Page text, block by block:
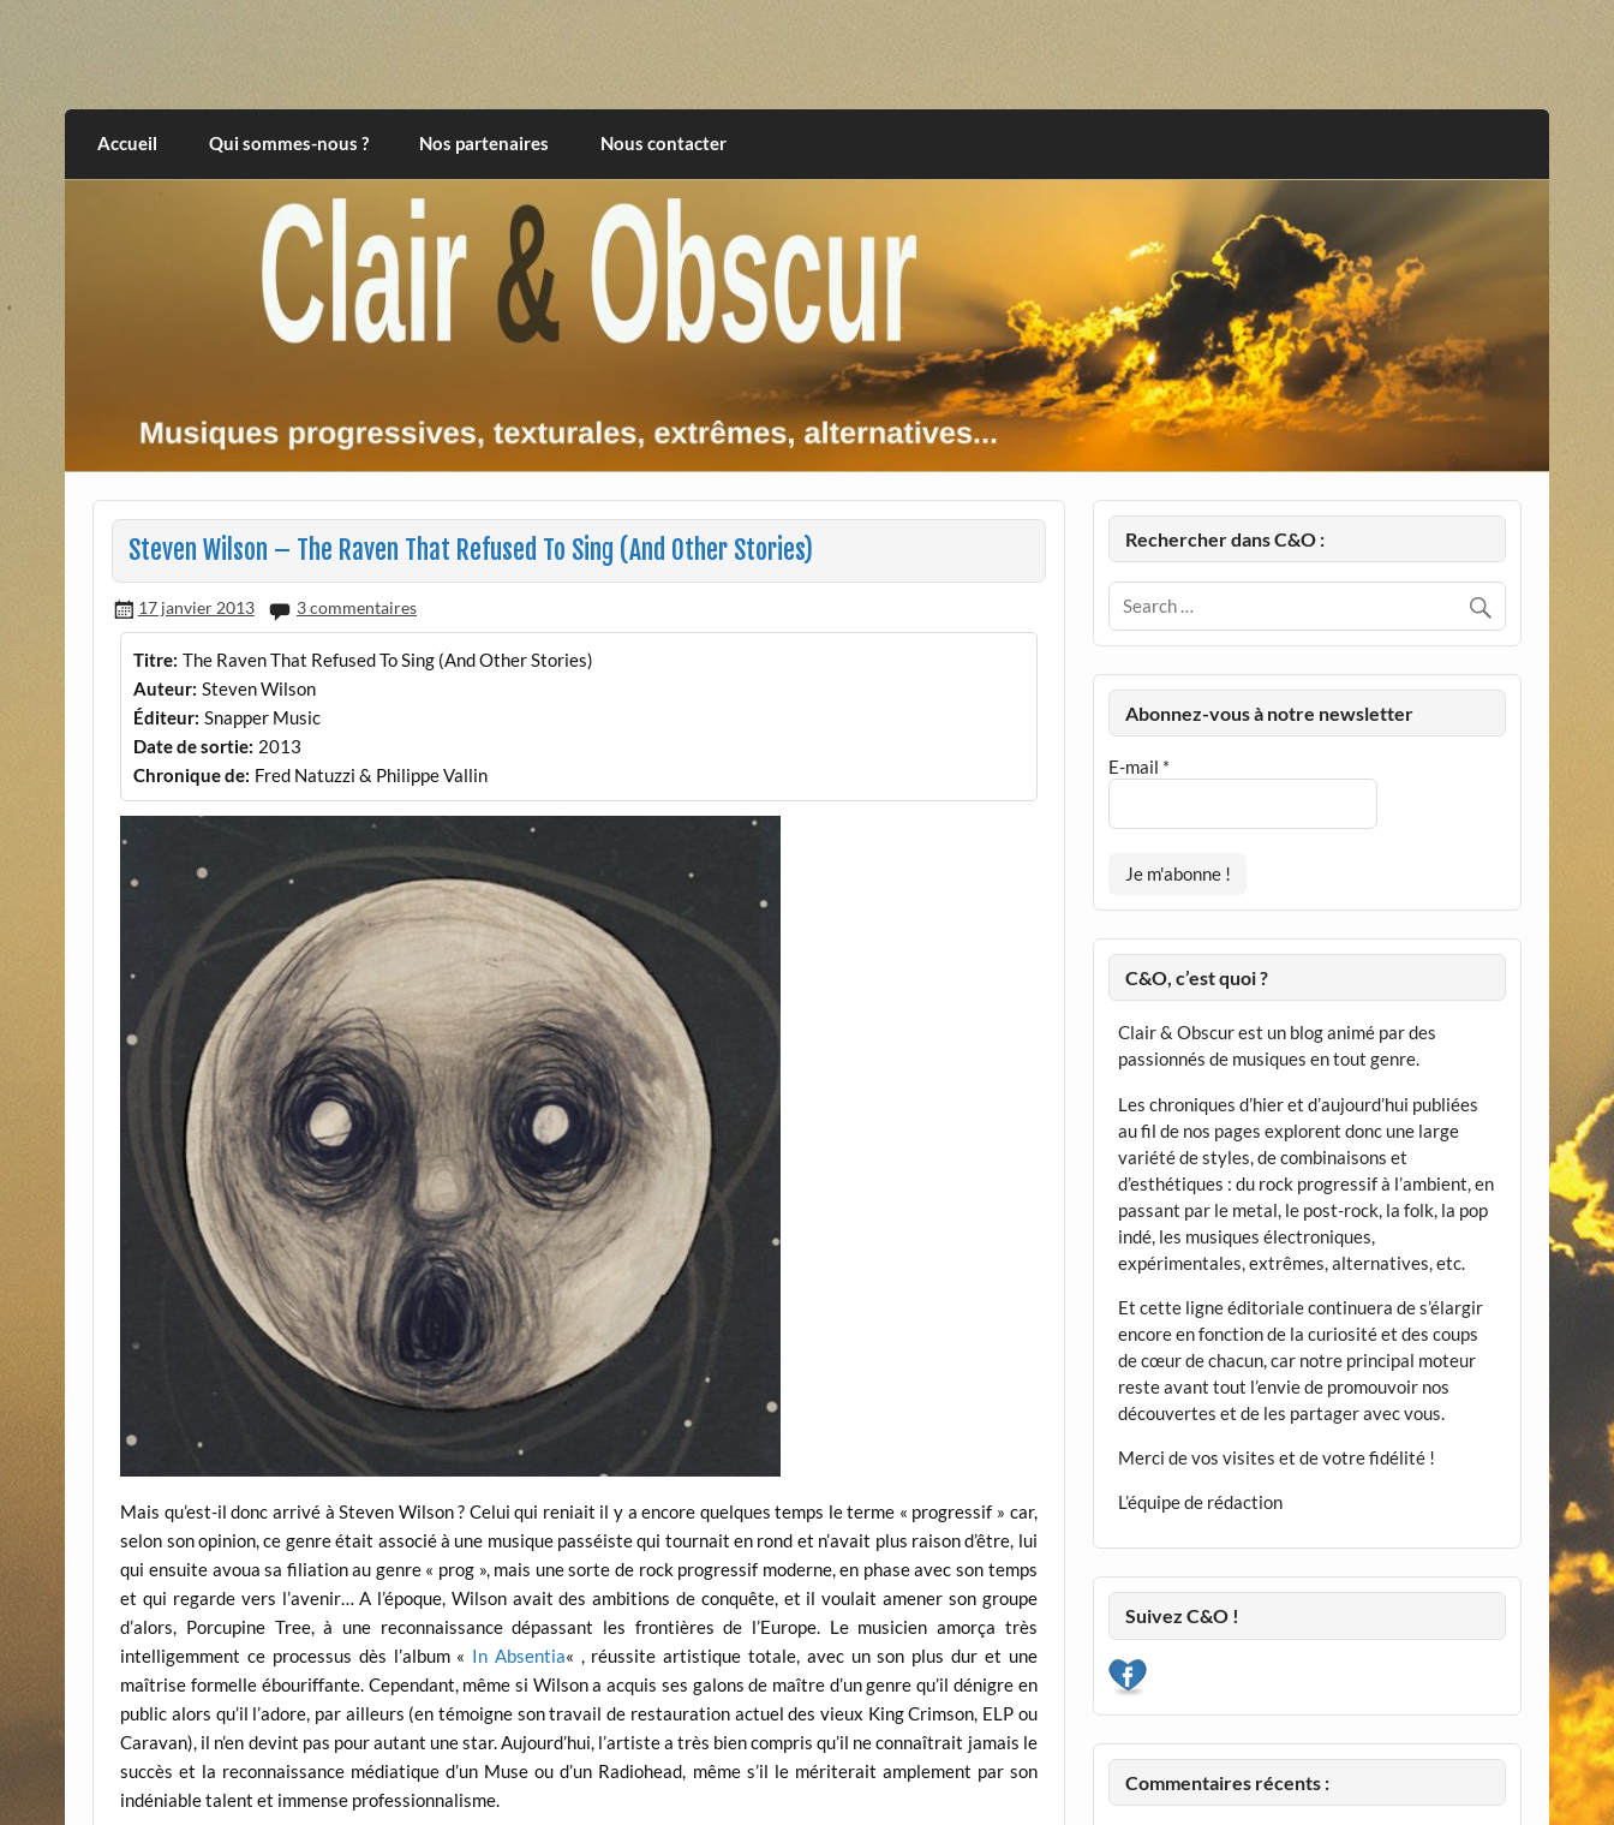
Clair et Obscur
Accueil Qui sommes-nous ? Nos partenaires Nous contacter
Steven Wilson – The Raven That Refused To Sing (And Other Stories)
17 janvier 2013 3 commentaires
Titre: The Raven That Refused To Sing (And Other Stories)
Auteur: Steven Wilson
Éditeur: Snapper Music
Date de sortie: 2013
Chronique de: Fred Natuzzi & Philippe Vallin
Mais qu’est-il donc arrivé à Steven Wilson ? Celui qui reniait il y a encore quelques temps le terme « progressif » car,
selon son opinion, ce genre était associé à une musique passéiste qui tournait en rond et n’avait plus raison d’être, lui
qui ensuite avoua sa filiation au genre « prog », mais une sorte de rock progressif moderne, en phase avec son temps
et qui regarde vers l’avenir… A l’époque, Wilson avait des ambitions de conquête, et il voulait amener son groupe
d’alors, Porcupine Tree, à une reconnaissance dépassant les frontières de l’Europe. Le musicien amorça très
intelligemment ce processus dès l’album « In Absentia« , réussite artistique totale, avec un son plus dur et une
maîtrise formelle ébouriffante. Cependant, même si Wilson a acquis ses galons de maître d’un genre qu’il dénigre en
public alors qu’il l’adore, par ailleurs (en témoigne son travail de restauration actuel des vieux King Crimson, ELP ou
Caravan), il n’en devint pas pour autant une star. Aujourd’hui, l’artiste a très bien compris qu’il ne connaîtrait jamais le
succès et la reconnaissance médiatique d’un Muse ou d’un Radiohead, même s’il le mériterait amplement par son
indéniable talent et immense professionnalisme.
Rechercher dans C&O :
Abonnez-vous à notre newsletter
E-mail *
C&O, c’est quoi ?
Clair & Obscur est un blog animé par des
passionnés de musiques en tout genre.
Les chroniques d’hier et d’aujourd’hui publiées
au fil de nos pages explorent donc une large
variété de styles, de combinaisons et
d’esthétiques : du rock progressif à l’ambient, en
passant par le metal, le post-rock, la folk, la pop
indé, les musiques électroniques,
expérimentales, extrêmes, alternatives, etc.
Et cette ligne éditoriale continuera de s’élargir
encore en fonction de la curiosité et des coups
de cœur de chacun, car notre principal moteur
reste avant tout l’envie de promouvoir nos
découvertes et de les partager avec vous.
Merci de vos visites et de votre fidélité !
L’équipe de rédaction
Suivez C&O !
Commentaires récents :